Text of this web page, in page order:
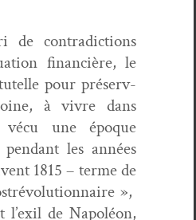
de con­tra­dic­tions
finan­cière, le
pour préserv­
à vivre dans
vécu une époque
les années
1815 – terme de
»,
de Napoléon,